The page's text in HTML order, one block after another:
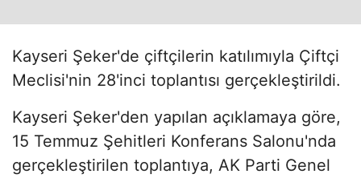
Kayseri Şeker'de çiftçilerin katılımıyla Çiftçi
Meclisi'nin 28'inci toplantısı gerçekleştirildi.
Kayseri Şeker'den yapılan açıklamaya göre,
15 Temmuz Şehitleri Konferans Salonu'nda
gerçekleştirilen toplantıya, AK Parti Genel